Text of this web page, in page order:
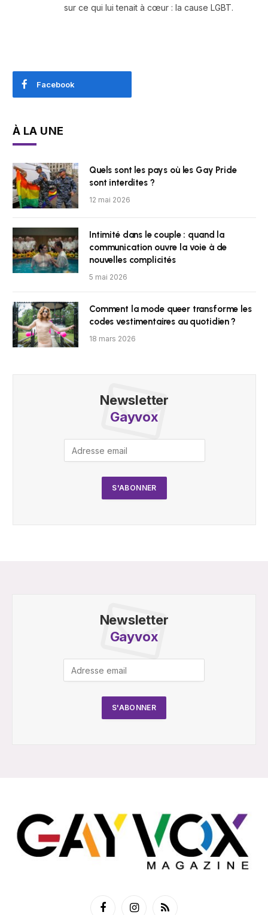
sur ce qui lui tenait à cœur : la cause LGBT.
Facebook
À LA UNE
Quels sont les pays où les Gay Pride
sont interdites ?
12 mai 2026
Intimité dans le couple : quand la
communication ouvre la voie à de
nouvelles complicités
5 mai 2026
Comment la mode queer transforme les
codes vestimentaires au quotidien ?
18 mars 2026
Newsletter
Gayvox
Newsletter
Gayvox
FacebookInstagramRSS